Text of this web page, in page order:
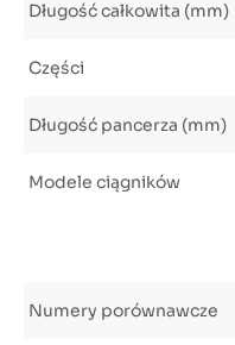
Długość całkowita (mm)
Części
Długość pancerza (mm)
Modele ciągników
Numery porównawcze